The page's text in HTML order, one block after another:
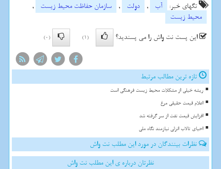
تگهای خبر: آب , دولت , سازمان حفاظت محیط زیست
,
محیط زیست
این پست نت واش را می پسندید؟
(1)
(0)
تازه ترین مطالب مرتبط
ریشه خیلی از مشکلات محیط زیست فرهنگی است
اعلام قیمت حقیقی مرغ
افزایش قیمت نفت از سر گرفته شد
احیای تالاب انزلی نیازمند نگاه ملی
نظرات بینندگان در مورد این مطلب نت واش
نظرتان درباره ی این مطلب نت واش